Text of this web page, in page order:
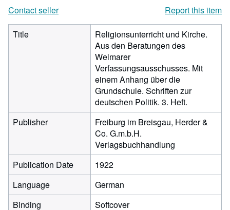
Contact seller
Report this item
Title
Religionsunterricht und Kirche.
Aus den Beratungen des
Weimarer
Verfassungsausschusses. Mit
einem Anhang über die
Grundschule. Schriften zur
deutschen Politik. 3. Heft.
Publisher
Freiburg im Breisgau, Herder &
Co. G.m.b.H.
Verlagsbuchhandlung
Publication Date
1922
Language
German
Binding
Softcover